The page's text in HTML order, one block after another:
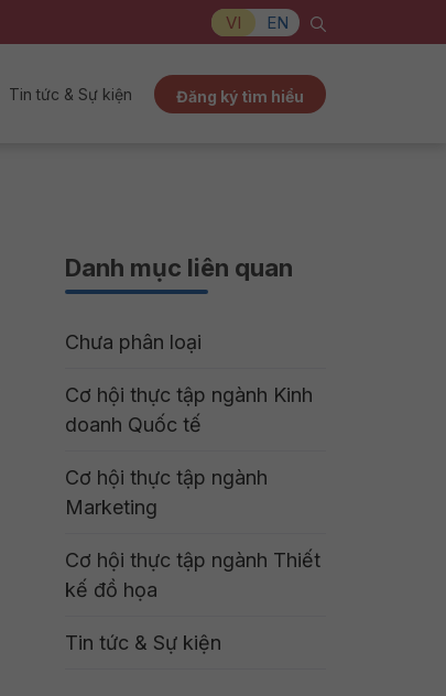
VI EN
Tin tức & Sự kiện Đăng ký tìm hiểu
Danh mục liên quan
Chưa phân loại
Cơ hội thực tập ngành Kinh
doanh Quốc tế
Cơ hội thực tập ngành
Marketing
Cơ hội thực tập ngành Thiết
kế đồ họa
Tin tức & Sự kiện